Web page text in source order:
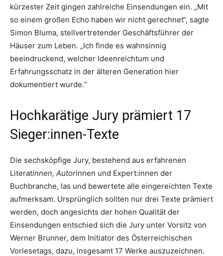
kürzester Zeit gingen zahlreiche Einsendungen ein. „Mit
so einem großen Echo haben wir nicht gerechnet“, sagte
Simon Bluma, stellvertretender Geschäftsführer der
Häuser zum Leben. „Ich finde es wahnsinnig
beeindruckend, welcher Ideenreichtum und
Erfahrungsschatz in der älteren Generation hier
dokumentiert wurde.“
Hochkarätige Jury prämiert 17
Sieger:innen-Texte
Die sechsköpfige Jury, bestehend aus erfahrenen
Literatinnen, Autorinnen und Expert:innen der
Buchbranche, las und bewertete alle eingereichten Texte
aufmerksam. Ursprünglich sollten nur drei Texte prämiert
werden, doch angesichts der hohen Qualität der
Einsendungen entschied sich die Jury unter Vorsitz von
Werner Brunner, dem Initiator des Österreichischen
Vorlesetags, dazu, insgesamt 17 Werke auszuzeichnen.